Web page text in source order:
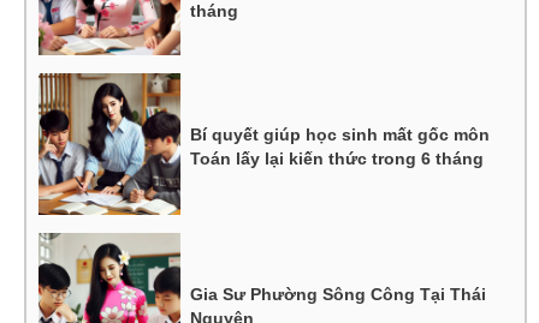
tháng
Bí quyết giúp học sinh mất gốc môn
Toán lấy lại kiến thức trong 6 tháng
Gia Sư Phường Sông Công Tại Thái
Nguyên